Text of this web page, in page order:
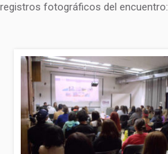
registros fotográficos del encuentro: